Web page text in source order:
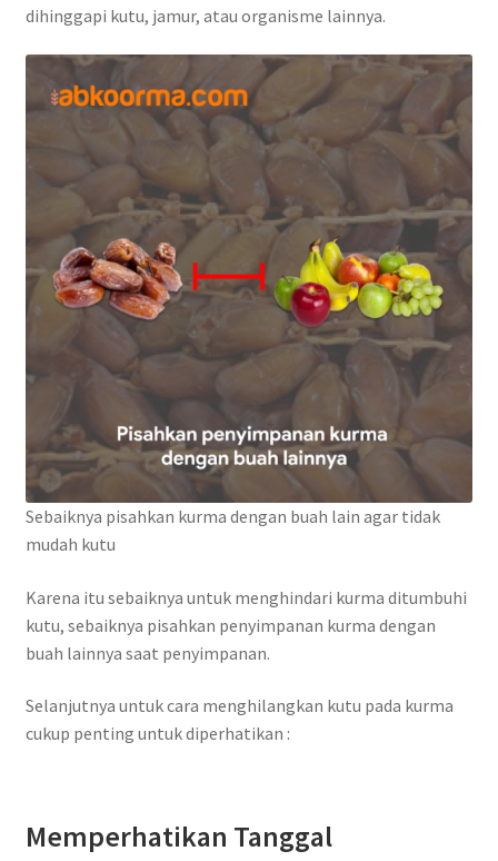
dihinggapi kutu, jamur, atau organisme lainnya.
Sebaiknya pisahkan kurma dengan buah lain agar tidak
mudah kutu
Karena itu sebaiknya untuk menghindari kurma ditumbuhi
kutu, sebaiknya pisahkan penyimpanan kurma dengan
buah lainnya saat penyimpanan.
Selanjutnya untuk cara menghilangkan kutu pada kurma
cukup penting untuk diperhatikan :
Memperhatikan Tanggal